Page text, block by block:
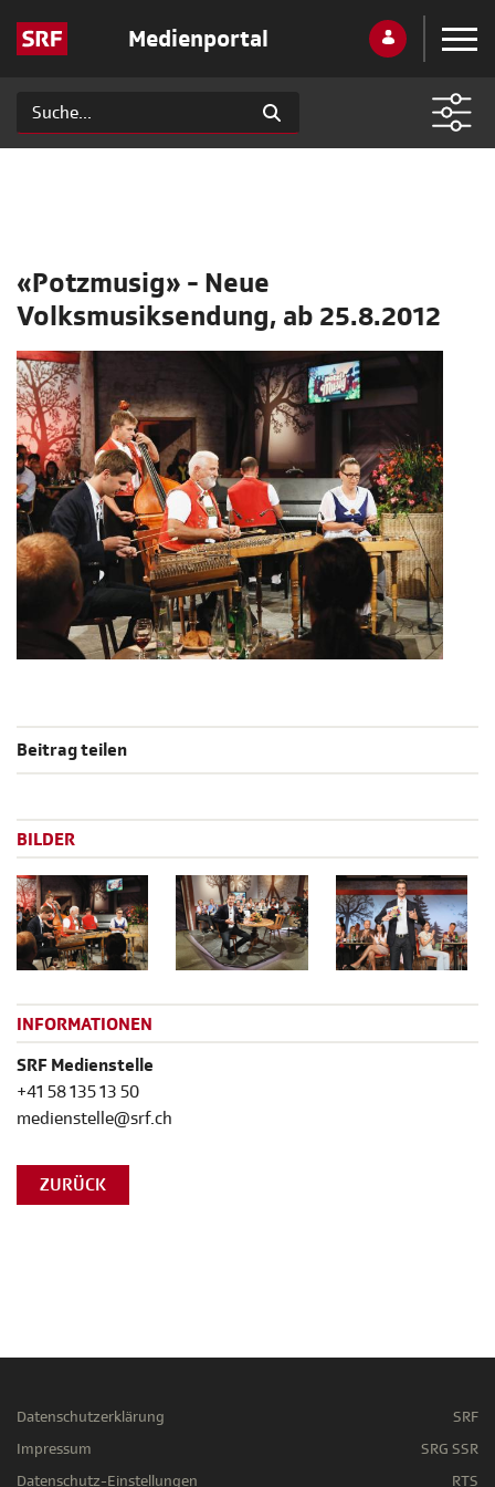
Medienportal
«Potzmusig» - Neue
Volksmusiksendung, ab 25.8.2012
Beitrag teilen
BILDER
INFORMATIONEN
SRF Medienstelle
+41 58 135 13 50
medienstelle@srf.ch
ZURÜCK
Datenschutzerklärung
Impressum
Datenschutz-Einstellungen
SRF
SRG SSR
RTS